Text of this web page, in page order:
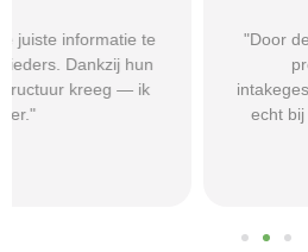
"Door de duidelijke uitleg op
precies welke vragen ik
intakegesprekken. Daardoor
echt bij mij past. Mijn